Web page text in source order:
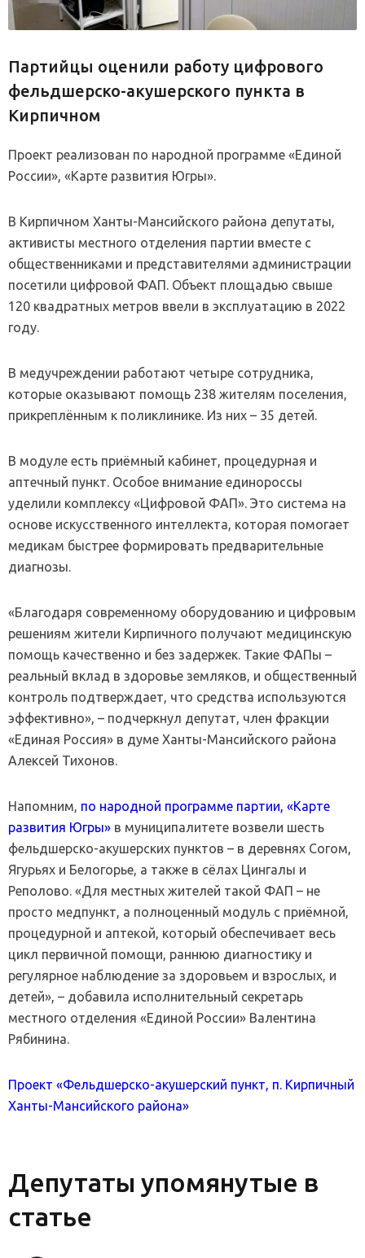
Партийцы оценили работу цифрового
фельдшерско-акушерского пункта в
Кирпичном
Проект реализован по народной программе «Единой
России», «Карте развития Югры».
В Кирпичном Ханты-Мансийского района депутаты,
активисты местного отделения партии вместе с
общественниками и представителями администрации
посетили цифровой ФАП. Объект площадью свыше
120 квадратных метров ввели в эксплуатацию в 2022
году.
В медучреждении работают четыре сотрудника,
которые оказывают помощь 238 жителям поселения,
прикреплённым к поликлинике. Из них – 35 детей.
В модуле есть приёмный кабинет, процедурная и
аптечный пункт. Особое внимание единороссы
уделили комплексу «Цифровой ФАП». Это система на
основе искусственного интеллекта, которая помогает
медикам быстрее формировать предварительные
диагнозы.
«Благодаря современному оборудованию и цифровым
решениям жители Кирпичного получают медицинскую
помощь качественно и без задержек. Такие ФАПы –
реальный вклад в здоровье земляков, и общественный
контроль подтверждает, что средства используются
эффективно», – подчеркнул депутат, член фракции
«Единая Россия» в думе Ханты-Мансийского района
Алексей Тихонов.
Напомним, по народной программе партии, «Карте
развития Югры» в муниципалитете возвели шесть
фельдшерско-акушерских пунктов – в деревнях Согом,
Ягурьях и Белогорье, а также в сёлах Цингалы и
Реполово. «Для местных жителей такой ФАП – не
просто медпункт, а полноценный модуль с приёмной,
процедурной и аптекой, который обеспечивает весь
цикл первичной помощи, раннюю диагностику и
регулярное наблюдение за здоровьем и взрослых, и
детей», – добавила исполнительный секретарь
местного отделения «Единой России» Валентина
Рябинина.
Проект «Фельдшерско-акушерский пункт, п. Кирпичный
Ханты-Мансийского района»
Депутаты упомянутые в
статье